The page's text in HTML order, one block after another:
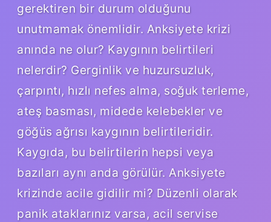
gerektiren bir durum olduğunu
unutmamak önemlidir. Anksiyete krizi
anında ne olur? Kaygının belirtileri
nelerdir? Gerginlik ve huzursuzluk,
çarpıntı, hızlı nefes alma, soğuk terleme,
ateş basması, midede kelebekler ve
göğüs ağrısı kaygının belirtileridir.
Kaygıda, bu belirtilerin hepsi veya
bazıları aynı anda görülür. Anksiyete
krizinde acile gidilir mi? Düzenli olarak
panik ataklarınız varsa, acil servise